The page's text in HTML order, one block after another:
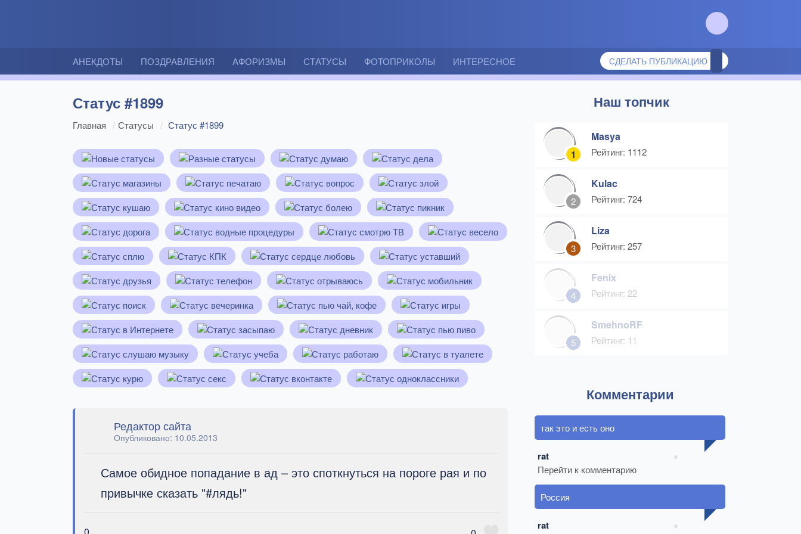
АНЕКДОТЫ ПОЗДРАВЛЕНИЯ АФОРИЗМЫ СТАТУСЫ ФОТОПРИКОЛЫ ИНТЕРЕСНОЕ СДЕЛАТЬ ПУБЛИКАЦИЮ
Статус #1899
Главная Статусы Статус #1899
Редактор сайта
Опубликовано: 10.05.2013
Самое обидное попадание в ад – это споткнуться на пороге рая и по
привычке сказать "#лядь!"
Наш топчик
1
Masya
Рейтинг: 1112
2
Kulac
Рейтинг: 724
3
Liza
Рейтинг: 257
4
Fenix
Рейтинг: 22
5
SmehnoRF
Рейтинг: 11
Комментарии
так это и есть оно
rat
Перейти к комментарию
Россия
rat